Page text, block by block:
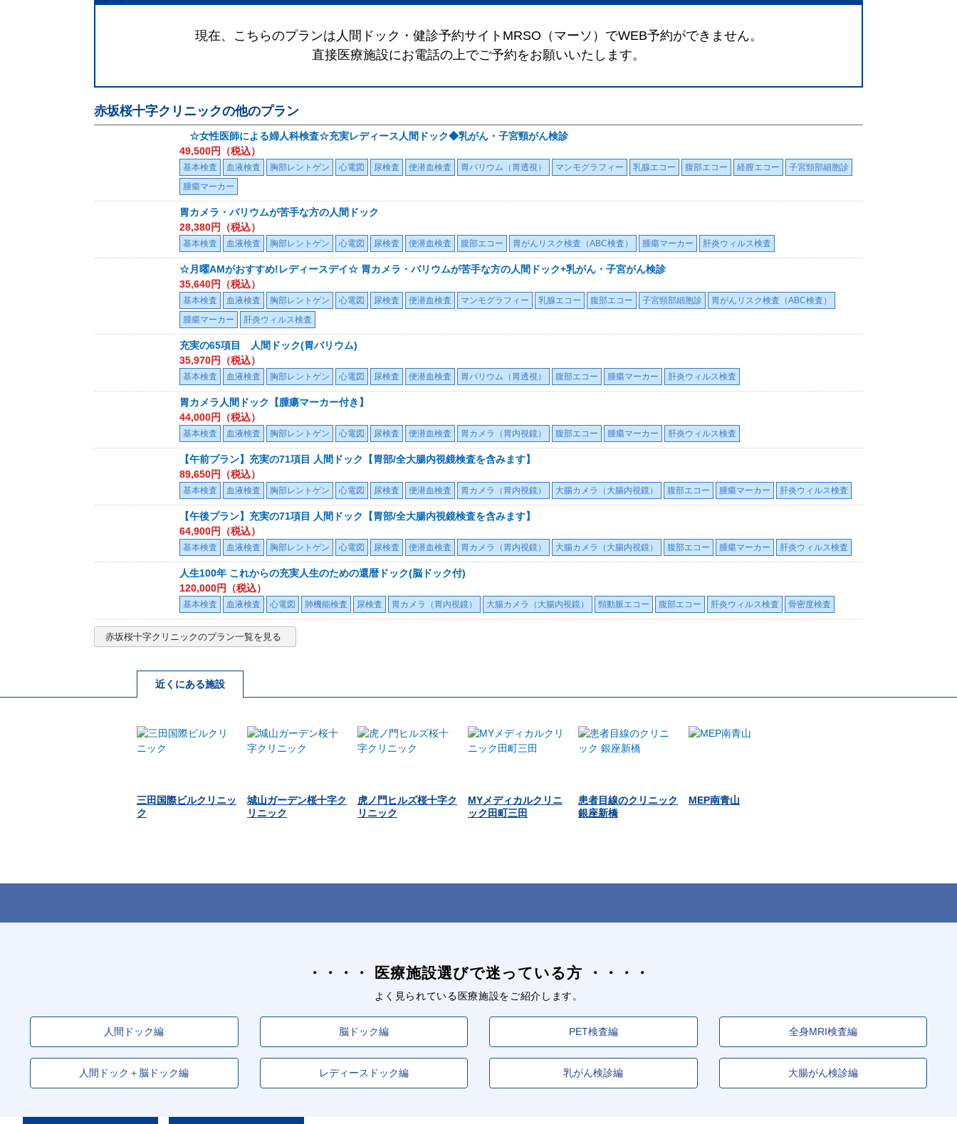
現在、こちらのプランは人間ドック・健診予約サイトMRSO（マーソ）でWEB予約ができません。
直接医療施設にお電話の上でご予約をお願いいたします。
赤坂桜十字クリニックの他のプラン
☆女性医師による婦人科検査☆充実レディース人間ドック◆乳がん・子宮頸がん検診
49,500円（税込）
基本検査 血液検査 胸部レントゲン 心電図 尿検査 便潜血検査 胃バリウム（胃透視） マンモグラフィー 乳腺エコー 腹部エコー 経膣エコー
子宮頸部細胞診
腫瘍マーカー
胃カメラ・バリウムが苦手な方の人間ドック
28,380円（税込）
基本検査 血液検査 胸部レントゲン 心電図 尿検査 便潜血検査 腹部エコー 胃がんリスク検査（ABC検査） 腫瘍マーカー 肝炎ウィルス検査
☆月曜AMがおすすめ!レディースデイ☆ 胃カメラ・バリウムが苦手な方の人間ドック+乳がん・子宮がん検診
35,640円（税込）
基本検査 血液検査 胸部レントゲン 心電図 尿検査 便潜血検査 マンモグラフィー 乳腺エコー 腹部エコー 子宮頸部細胞診
胃がんリスク検査（ABC検査）
腫瘍マーカー
肝炎ウィルス検査
充実の65項目 人間ドック(胃バリウム)
35,970円（税込）
基本検査 血液検査 胸部レントゲン 心電図 尿検査 便潜血検査 胃バリウム（胃透視） 腹部エコー 腫瘍マーカー 肝炎ウィルス検査
胃カメラ人間ドック【腫瘍マーカー付き】
44,000円（税込）
基本検査 血液検査 胸部レントゲン 心電図 尿検査 便潜血検査 胃カメラ（胃内視鏡） 腹部エコー 腫瘍マーカー 肝炎ウィルス検査
【午前プラン】充実の71項目 人間ドック【胃部/全大腸内視鏡検査を含みます】
89,650円（税込）
基本検査 血液検査 胸部レントゲン 心電図 尿検査 便潜血検査 胃カメラ（胃内視鏡） 大腸カメラ（大腸内視鏡） 腹部エコー 腫瘍マーカー 肝炎ウィルス検査
【午後プラン】充実の71項目 人間ドック【胃部/全大腸内視鏡検査を含みます】
64,900円（税込）
基本検査 血液検査 胸部レントゲン 心電図 尿検査 便潜血検査 胃カメラ（胃内視鏡） 大腸カメラ（大腸内視鏡） 腹部エコー 腫瘍マーカー 肝炎ウィルス検査
人生100年 これからの充実人生のための還暦ドック(脳ドック付)
120,000円（税込）
基本検査 血液検査 心電図 肺機能検査 尿検査 胃カメラ（胃内視鏡） 大腸カメラ（大腸内視鏡） 頸動脈エコー 腹部エコー 肝炎ウィルス検査 骨密度検査
赤坂桜十字クリニックのプラン一覧を見る
近くにある施設
三田国際ビルクリニッ
ク
城山ガーデン桜十字ク
リニック
虎ノ門ヒルズ桜十字ク
リニック
MYメディカルクリニ
ック田町三田
患者目線のクリニック
銀座新橋
MEP南青山
医療施設選びで迷っている方
よく見られている医療施設をご紹介します。
人間ドック編 脳ドック編 PET検査編 全身MRI検査編
人間ドック＋脳ドック編 レディースドック編 乳がん検診編 大腸がん検診編